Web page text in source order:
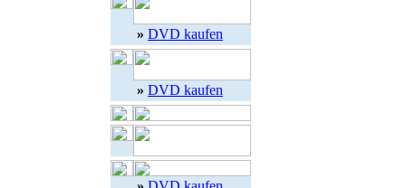
» DVD kaufen
» DVD kaufen